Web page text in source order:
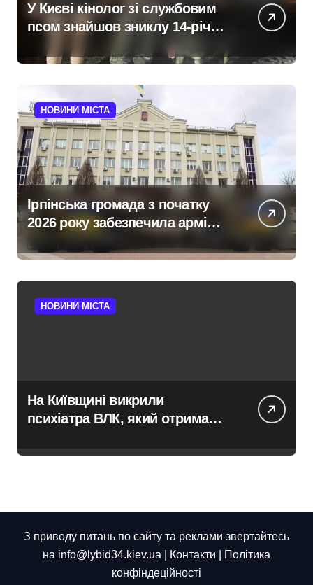
У Києві кінолог зі службовим
псом знайшов зниклу 14-річну
НОВИНИ МІСТА
Ірпінська громада з початку
2026 року забезпечила армію
640 одиницями техніки
НОВИНИ МІСТА
На Київщині викрили
психіатра ВЛК, який отримав
З приводу питань по сайту та реклами звертайтесь
на info@lybid34.kiev.ua |
Контакти
Політика
конфіндеційності